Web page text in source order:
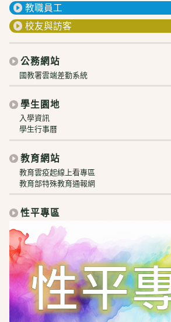
教職員工
校友與訪客
公務網站
國教署雲端差勤系統
學生園地
入學資訊
學生行事曆
教育網站
教育雲疫起線上看專區
教育部特殊教育通報網
性平專區